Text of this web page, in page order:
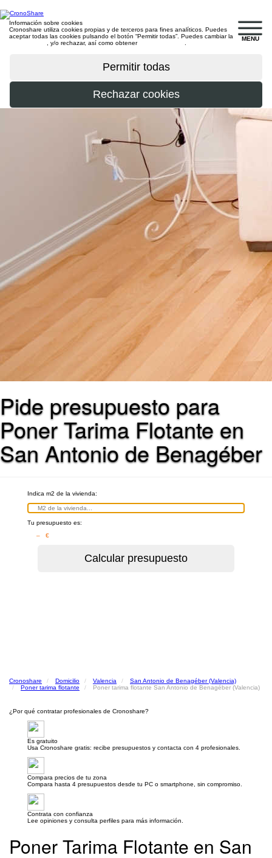
MENU
Información sobre cookies
Cronoshare utiliza cookies propias y de terceros para fines analíticos. Puedes
aceptar todas las cookies pulsando el botón “Permitir todas”. Puedes cambiar la
, y/o rechazar, así como obtener
Pide presupuesto para
Poner Tarima Flotante en
San Antonio de Benagéber
Indica m2 de la vivienda:
Tu presupuesto es:
– €
Cronoshare Domicilio Valencia
San Antonio de Benagéber (Valencia)
Poner tarima flotante
Poner tarima flotante San Antonio de Benagéber (Valencia)
¿Por qué contratar profesionales de Cronoshare?
Es gratuito
Usa Cronoshare gratis: recibe presupuestos y contacta con 4 profesionales.
Compara precios de tu zona
Compara hasta 4 presupuestos desde tu PC o smartphone, sin compromiso.
Contrata con confianza
Lee opiniones y consulta perfiles para más información.
Poner Tarima Flotante en San